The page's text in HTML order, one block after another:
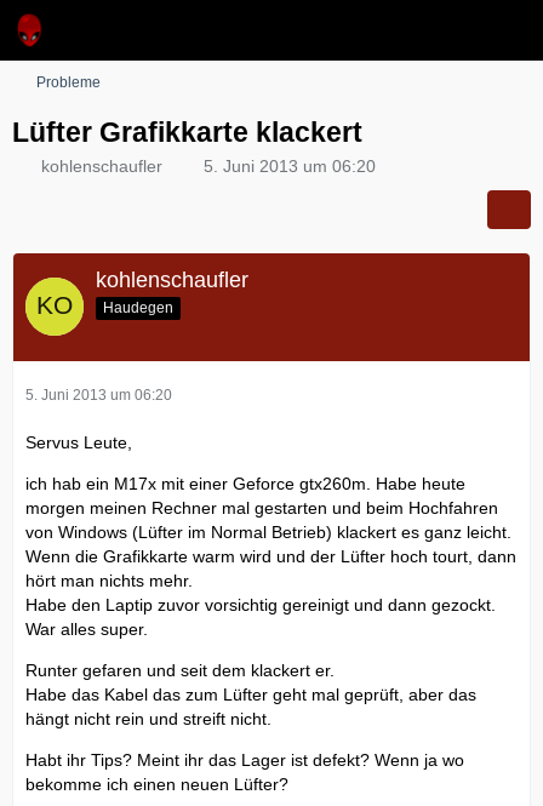
Probleme
Lüfter Grafikkarte klackert
kohlenschaufler 5. Juni 2013 um 06:20
kohlenschaufler
Haudegen
5. Juni 2013 um 06:20
Servus Leute,
ich hab ein M17x mit einer Geforce gtx260m. Habe heute
morgen meinen Rechner mal gestarten und beim Hochfahren
von Windows (Lüfter im Normal Betrieb) klackert es ganz leicht.
Wenn die Grafikkarte warm wird und der Lüfter hoch tourt, dann
hört man nichts mehr.
Habe den Laptip zuvor vorsichtig gereinigt und dann gezockt.
War alles super.
Runter gefaren und seit dem klackert er.
Habe das Kabel das zum Lüfter geht mal geprüft, aber das
hängt nicht rein und streift nicht.
Habt ihr Tips? Meint ihr das Lager ist defekt? Wenn ja wo
bekomme ich einen neuen Lüfter?